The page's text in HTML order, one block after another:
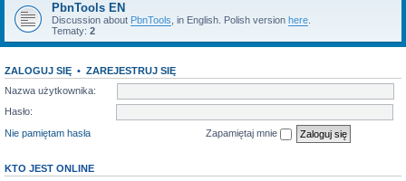
PbnTools EN
Discussion about PbnTools , in English. Polish version here
Tematy: 2
ZALOGUJ SIĘ • ZAREJESTRUJ SIĘ
Nazwa użytkownika:
Hasło:
Nie pamiętam hasła
Zapamiętaj mnie
KTO JEST ONLINE